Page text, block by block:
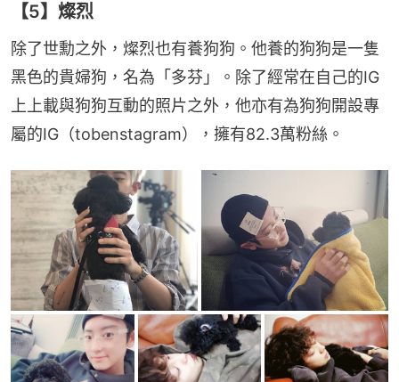
【5】燦烈
除了世勳之外，燦烈也有養狗狗。他養的狗狗是一隻
黑色的貴婦狗，名為「多芬」。除了經常在自己的IG
上上載與狗狗互動的照片之外，他亦有為狗狗開設專
屬的IG（tobenstagram），擁有82.3萬粉絲。